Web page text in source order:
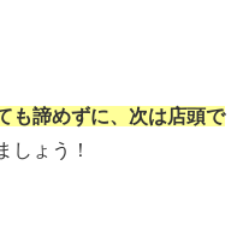
も諦めずに、次は店頭で
しょう！